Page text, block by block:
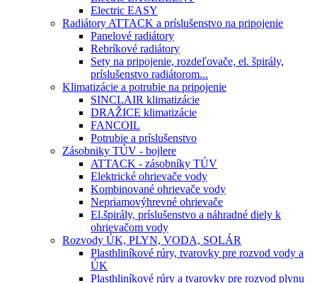
Electric EASY
Radiátory ATTACK a príslušenstvo na pripojenie
Panelové radiátory
Rebríkové radiátory
Sety na pripojenie, rozdeľovače, el. špirály,
príslušenstvo radiátorom...
Klimatizácie a potrubie na pripojenie
SINCLAIR klimatizácie
DRAŽICE klimatizácie
FANCOIL
Potrubie a príslušenstvo
Zásobniky TÚV - bojlere
ATTACK - zásobníky TÚV
Elektrické ohrievače vody
Kombinované ohrievače vody
Nepriamovýhrevné ohrievače
El.špirály, príslušenstvo a náhradné diely k
ohrievačom vody
Rozvody ÚK, PLYN, VODA, SOLÁR
Plasthliníkové rúry, tvarovky pre rozvod vody a
ÚK
Plasthliníkové rúry a tvarovky pre rozvod plynu